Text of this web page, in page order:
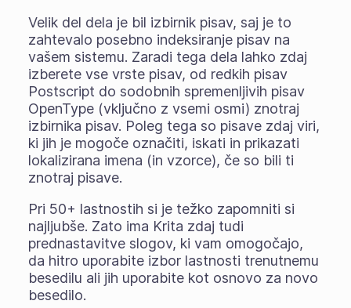
Velik del dela je bil izbirnik pisav, saj je to
zahtevalo posebno indeksiranje pisav na
vašem sistemu. Zaradi tega dela lahko zdaj
izberete vse vrste pisav, od redkih pisav
Postscript do sodobnih spremenljivih pisav
OpenType (vključno z vsemi osmi) znotraj
izbirnika pisav. Poleg tega so pisave zdaj viri,
ki jih je mogoče označiti, iskati in prikazati
lokalizirana imena (in vzorce), če so bili ti
znotraj pisave.
Pri 50+ lastnostih si je težko zapomniti si
najljubše. Zato ima Krita zdaj tudi
prednastavitve slogov, ki vam omogočajo,
da hitro uporabite izbor lastnosti trenutnemu
besedilu ali jih uporabite kot osnovo za novo
besedilo.